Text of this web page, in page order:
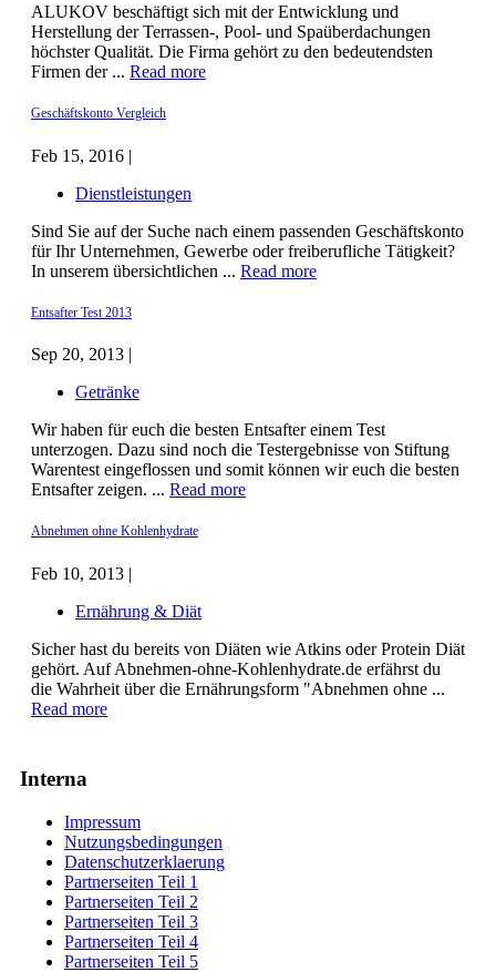
ALUKOV beschäftigt sich mit der Entwicklung und
Herstellung der Terrassen-, Pool- und Spaüberdachungen
höchster Qualität. Die Firma gehört zu den bedeutendsten
Firmen der ... Read more
Geschäftskonto Vergleich
Feb 15, 2016 |
Dienstleistungen
Sind Sie auf der Suche nach einem passenden Geschäftskonto
für Ihr Unternehmen, Gewerbe oder freiberufliche Tätigkeit?
In unserem übersichtlichen ... Read more
Entsafter Test 2013
Sep 20, 2013 |
Getränke
Wir haben für euch die besten Entsafter einem Test
unterzogen. Dazu sind noch die Testergebnisse von Stiftung
Warentest eingeflossen und somit können wir euch die besten
Entsafter zeigen. ... Read more
Abnehmen ohne Kohlenhydrate
Feb 10, 2013 |
Ernährung & Diät
Sicher hast du bereits von Diäten wie Atkins oder Protein Diät
gehört. Auf Abnehmen-ohne-Kohlenhydrate.de erfährst du
die Wahrheit über die Ernährungsform "Abnehmen ohne ...
Read more
Interna
Impressum
Nutzungsbedingungen
Datenschutzerklaerung
Partnerseiten Teil 1
Partnerseiten Teil 2
Partnerseiten Teil 3
Partnerseiten Teil 4
Partnerseiten Teil 5